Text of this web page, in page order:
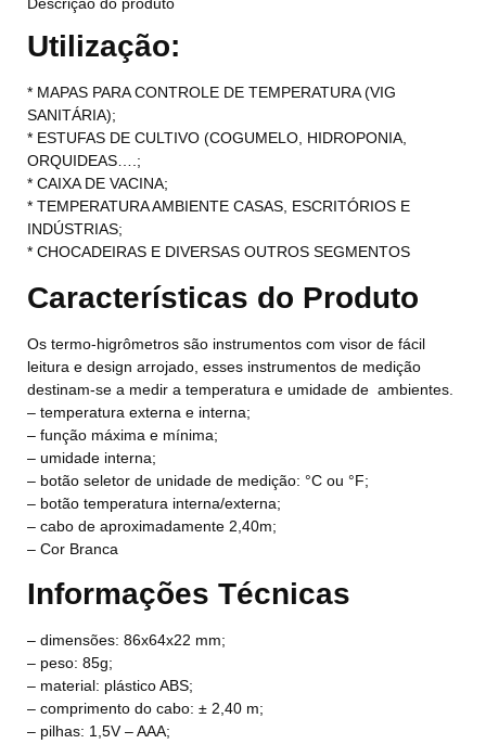
Descrição do produto
Utilização:
* MAPAS PARA CONTROLE DE TEMPERATURA (VIG
SANITÁRIA);
* ESTUFAS DE CULTIVO (COGUMELO, HIDROPONIA,
ORQUIDEAS….;
* CAIXA DE VACINA;
* TEMPERATURA AMBIENTE CASAS, ESCRITÓRIOS E
INDÚSTRIAS;
* CHOCADEIRAS E DIVERSAS OUTROS SEGMENTOS
Características do Produto
Os termo-higrômetros são instrumentos com visor de fácil
leitura e design arrojado, esses instrumentos de medição
destinam-se a medir a temperatura e umidade de ambientes.
– temperatura externa e interna;
– função máxima e mínima;
– umidade interna;
– botão seletor de unidade de medição: °C ou °F;
– botão temperatura interna/externa;
– cabo de aproximadamente 2,40m;
– Cor Branca
Informações Técnicas
– dimensões: 86x64x22 mm;
– peso: 85g;
– material: plástico ABS;
– comprimento do cabo: ± 2,40 m;
– pilhas: 1,5V – AAA;